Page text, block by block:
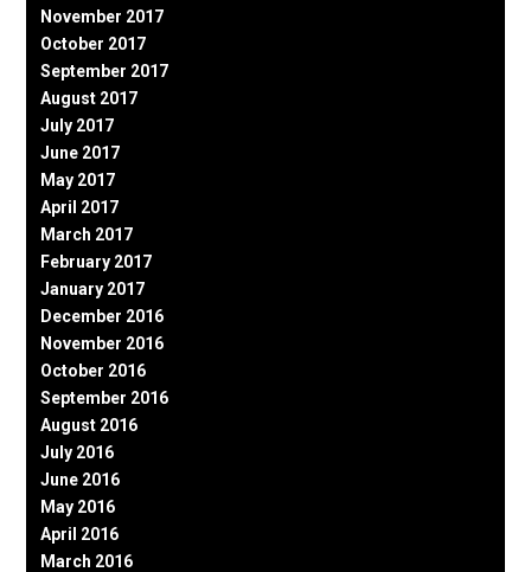
November 2017
October 2017
September 2017
August 2017
July 2017
June 2017
May 2017
April 2017
March 2017
February 2017
January 2017
December 2016
November 2016
October 2016
September 2016
August 2016
July 2016
June 2016
May 2016
April 2016
March 2016